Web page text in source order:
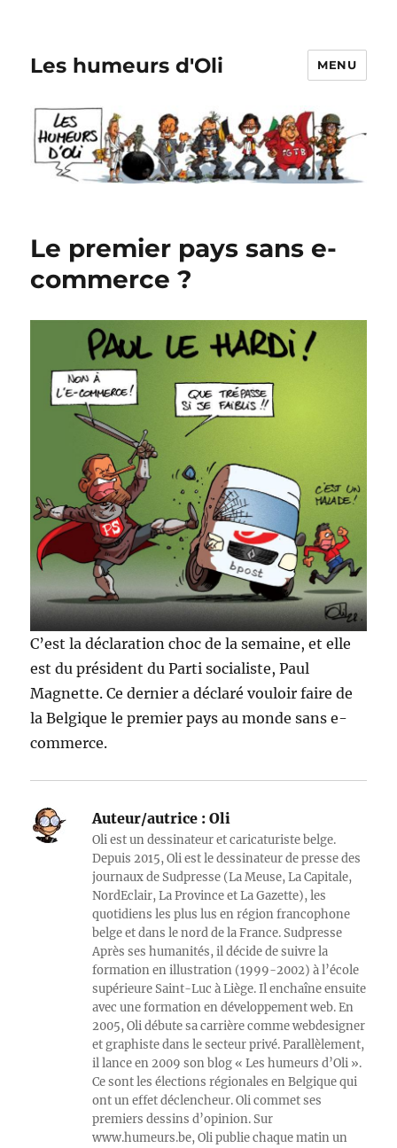
Les humeurs d'Oli MENU
Le premier pays sans e-
commerce ?
C’est la déclaration choc de la semaine, et elle
est du président du Parti socialiste, Paul
Magnette. Ce dernier a déclaré vouloir faire de
la Belgique le premier pays au monde sans e-
commerce.
Auteur/autrice : Oli
Oli est un dessinateur et caricaturiste belge.
Depuis 2015, Oli est le dessinateur de presse des
journaux de Sudpresse (La Meuse, La Capitale,
NordEclair, La Province et La Gazette), les
quotidiens les plus lus en région francophone
belge et dans le nord de la France. Sudpresse
Après ses humanités, il décide de suivre la
formation en illustration (1999-2002) à l’école
supérieure Saint-Luc à Liège. Il enchaîne ensuite
avec une formation en développement web. En
2005, Oli débute sa carrière comme webdesigner
et graphiste dans le secteur privé. Parallèlement,
il lance en 2009 son blog « Les humeurs d’Oli ».
Ce sont les élections régionales en Belgique qui
ont un effet déclencheur. Oli commet ses
premiers dessins d’opinion. Sur
www.humeurs.be, Oli publie chaque matin un